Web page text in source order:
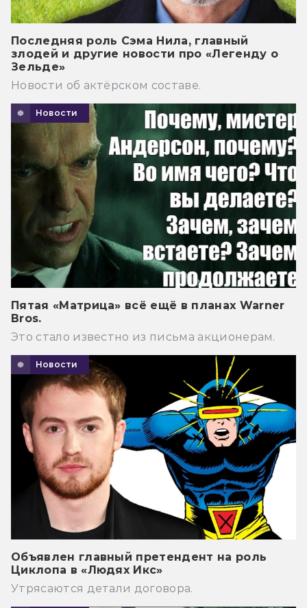
Последняя роль Сэма Нила, главный
злодей и другие новости про «Легенду о
Зельде»
Новости об актёрском составе.
Новости
Пятая «Матрица» всё ещё в планах Warner
Bros.
Это стало известно из письма акционерам.
Новости
Объявлен главный претендент на роль
Циклопа в «Людях Икс»
Утрясаются детали договора.